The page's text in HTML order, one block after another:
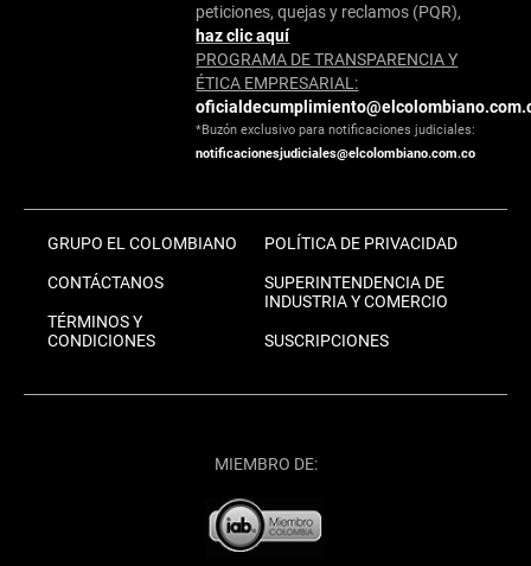
peticiones, quejas y reclamos (PQR),
haz clic aquí
PROGRAMA DE TRANSPARENCIA Y
ÉTICA EMPRESARIAL:
*Buzón exclusivo para notificaciones judiciales:
notificacionesjudiciales@elcolombiano.com.co
GRUPO EL COLOMBIANO
CONTÁCTANOS
TÉRMINOS Y
CONDICIONES
POLÍTICA DE PRIVACIDAD
SUPERINTENDENCIA DE
INDUSTRIA Y COMERCIO
SUSCRIPCIONES
MIEMBRO DE: